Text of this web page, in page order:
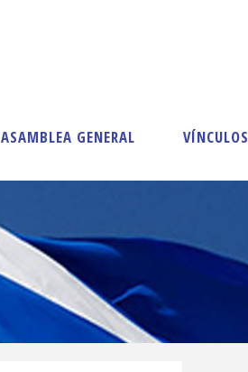
ASAMBLEA GENERAL VÍNCULOS